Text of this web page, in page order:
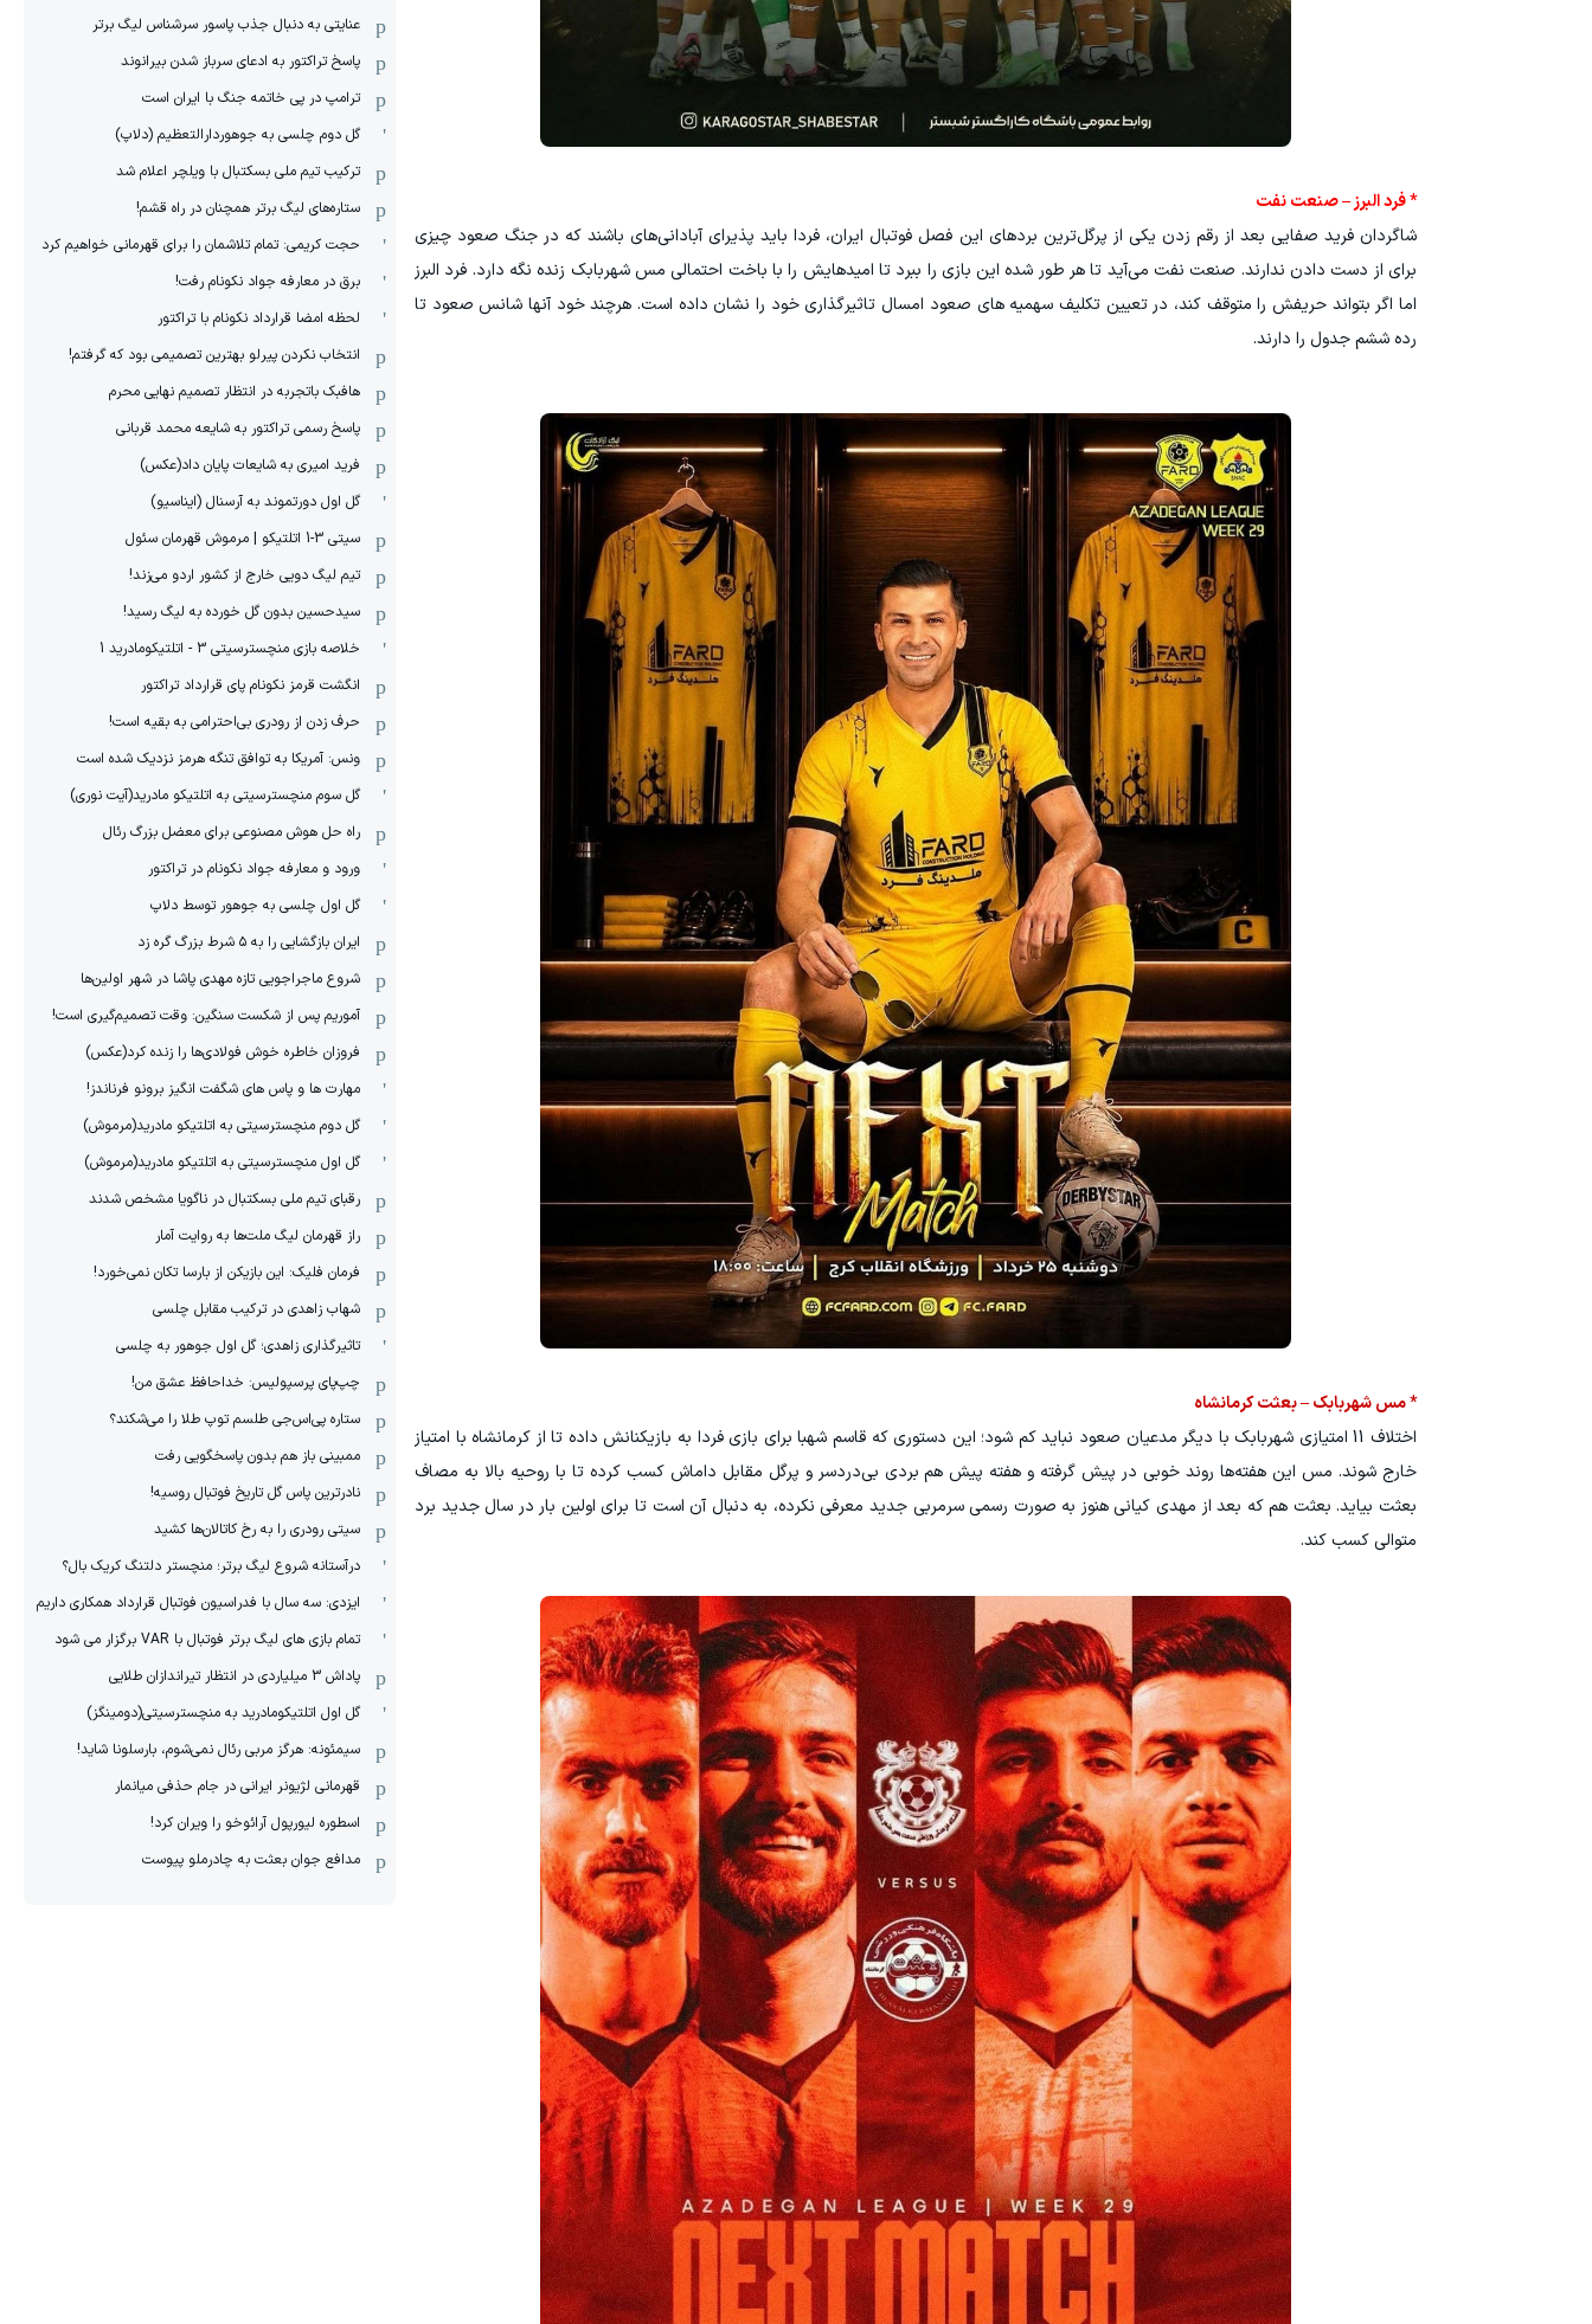
* فرد البرز – صنعت نفت
شاگردان فرید صفایی بعد از رقم زدن یکی از پرگل‌ترین بردهای این فصل فوتبال ایران، فردا باید پذیرای آبادانی‌های باشند که در جنگ صعود چیزی
برای از دست دادن ندارند. صنعت نفت می‌آید تا هر طور شده این بازی را ببرد تا امیدهایش را با باخت احتمالی مس شهربابک زنده نگه دارد. فرد البرز
اما اگر بتواند حریفش را متوقف کند، در تعیین تکلیف سهمیه های صعود امسال تاثیرگذاری خود را نشان داده است. هرچند خود آنها شانس صعود تا
رده ششم جدول را دارند.
* مس شهربابک – بعثت کرمانشاه
اختلاف 11 امتیازی شهربابک با دیگر مدعیان صعود نباید کم شود؛ این دستوری که قاسم شهبا برای بازی فردا به بازیکنانش داده تا از کرمانشاه با امتیاز
خارج شوند. مس این هفته‌ها روند خوبی در پیش گرفته و هفته پیش هم بردی بی‌دردسر و پرگل مقابل داماش کسب کرده تا با روحیه بالا به مصاف
بعثت بیاید. بعثت هم که بعد از مهدی کیانی هنوز به صورت رسمی سرمربی جدید معرفی نکرده، به دنبال آن است تا برای اولین بار در سال جدید برد
متوالی کسب کند.
عنایتی به دنبال جذب پاسور سرشناس لیگ برتر
پاسخ تراکتور به ادعای سرباز شدن بیرانوند
ترامپ در پی خاتمه جنگ با ایران است
گل دوم چلسی به جوهوردارالتعظیم (دلاپ)
ترکیب تیم ملی بسکتبال با ویلچر اعلام شد
ستاره‌های لیگ برتر همچنان در راه قشم!
حجت کریمی: تمام تلاشمان را برای قهرمانی خواهیم کرد
برق در معارفه جواد نکونام رفت!
لحظه امضا قرارداد نکونام با تراکتور
انتخاب نکردن پیرلو بهترین تصمیمی بود که گرفتم!
هافبک باتجربه در انتظار تصمیم نهایی محرم
پاسخ رسمی تراکتور به شایعه محمد قربانی
فرید امیری به شایعات پایان داد(عکس)
گل اول دورتموند به آرسنال (ایناسیو)
سیتی 3-1 اتلتیکو | مرموش قهرمان سئول
تیم لیگ دویی خارج از کشور اردو می‌زند!
سیدحسین بدون گل خورده به لیگ رسید!
خلاصه بازی منچسترسیتی 3 - اتلتیکومادرید 1
انگشت قرمز نکونام پای قرارداد تراکتور
حرف زدن از رودری بی‌احترامی به بقیه است!
ونس: آمریکا به توافق تنگه هرمز نزدیک شده است
گل سوم منچسترسیتی به اتلتیکو مادرید(آیت نوری)
راه حل هوش مصنوعی برای معضل بزرگ رئال
ورود و معارفه جواد نکونام در تراکتور
گل اول چلسی به جوهور توسط دلاپ
ایران بازگشایی را به ۵ شرط بزرگ گره زد
شروع ماجراجویی تازه مهدی پاشا در شهر اولین‌ها
آموریم پس از شکست سنگین: وقت تصمیم‌گیری است!
فروزان خاطره خوش فولادی‌ها را زنده کرد(عکس)
مهارت ها و پاس های شگفت انگیز برونو فرناندز!
گل دوم منچسترسیتی به اتلتیکو مادرید(مرموش)
گل اول منچسترسیتی به اتلتیکو مادرید(مرموش)
رقبای تیم ملی بسکتبال در ناگویا مشخص‌ شدند
راز قهرمان لیگ ملت‌ها به روایت آمار
فرمان فلیک: این بازیکن از بارسا تکان نمی‌خورد!
شهاب زاهدی در ترکیب مقابل چلسی
تاثیرگذاری زاهدی؛ گل اول جوهور به چلسی
چپ‌پای پرسپولیس: خداحافظ عشق من!
ستاره پی‌اس‌جی طلسم توپ طلا را می‌شکند؟
ممبینی باز هم بدون پاسخگویی رفت
نادر‌ترین پاس گل تاریخ فوتبال روسیه!
سیتی رودری را به رخ کاتالان‌ها کشید
درآستانه شروع لیگ برتر؛ منچستر دلتنگ کریک بال؟
ایزدی: سه سال با فدراسیون فوتبال قرارداد همکاری داریم
تمام بازی های لیگ برتر فوتبال با VAR برگزار می شود
پاداش 3 میلیاردی در انتظار تیراندازان طلایی
گل اول اتلتیکومادرید به منچسترسیتی(دومینگز)
سیمئونه: هرگز مربی رئال نمی‌شوم، بارسلونا شاید!
قهرمانی لژیونر ایرانی در جام حذفی میانمار
اسطوره لیورپول آرائوخو را ویران کرد!
مدافع جوان بعثت به چادرملو پیوست